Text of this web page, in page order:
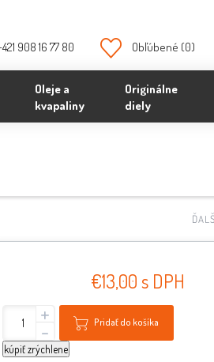
908 16 77 80 Obľúbené (0)
Oleje a
kvapaliny
Originálne
diely
€13,00 s DPH
+
- Pridať do košíka
kúpiť zrýchlene